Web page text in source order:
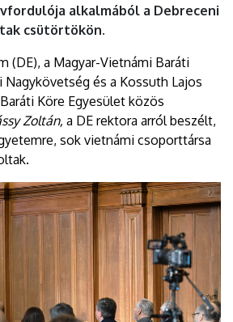
alkalmából a Debreceni
csütörtökön.
(DE), a Magyar-Vietnámi Baráti
Nagykövetség és a Kossuth Lajos
Köre Egyesület közös
Zoltán, a DE rektora arról beszélt,
sok vietnámi csoporttársa